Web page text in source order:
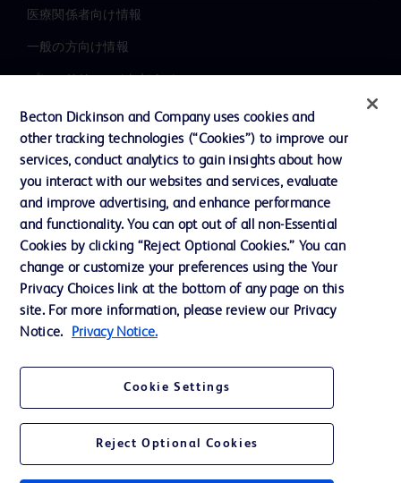
医療関係者向け情報
一般の方向け情報
プレスリリース / お知らせ
インクルージョン、ダイバー
シティ ＆ エクイティ
投資家向け情報（英語）
会社案内
お問い合わせ
Cookie Preferences
プライバシーポリシー
© 2026 BD. All rights reserved. BD and the BD Logo are trademarks of
Becton Dickinson and Company uses cookies and
other tracking technologies (“Cookies”) to improve our
services, conduct analytics to gain insights about how
you interact with our websites and services, evaluate
and improve advertising, and enhance performance
and functionality. You can opt out of all non-Essential
Cookies by clicking “Reject Optional Cookies.” You can
change or customize your preferences using the Your
Privacy Choices link at the bottom of any page on this
site. For more information, please review our Privacy
Notice.
Privacy Notice.
Cookie Settings
Reject Optional Cookies